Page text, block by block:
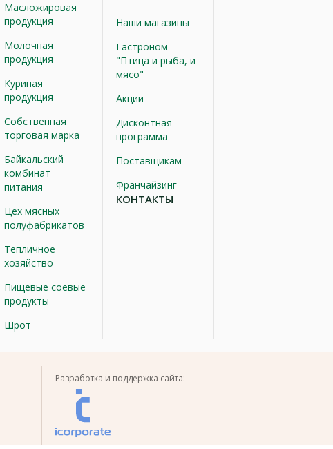
Масложировая
продукция
Молочная
продукция
Куриная
продукция
Собственная
торговая марка
Байкальский
комбинат
питания
Цех мясных
полуфабрикатов
Тепличное
хозяйство
Пищевые соевые
продукты
Шрот
Наши магазины
Гастроном
"Птица и рыба, и
мясо"
Акции
Дисконтная
программа
Поставщикам
Франчайзинг
КОНТАКТЫ
Разработка и поддержка сайта: